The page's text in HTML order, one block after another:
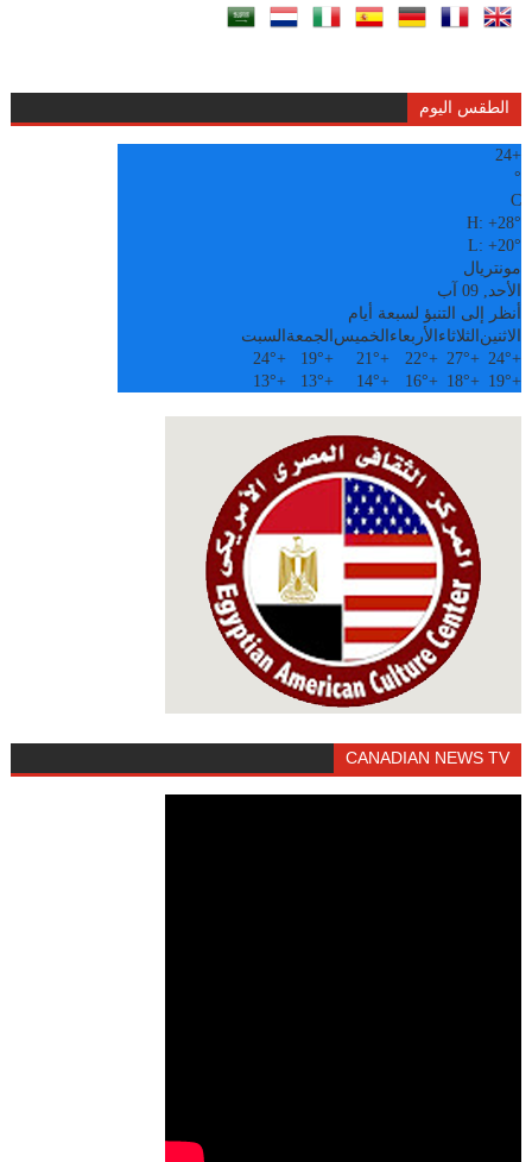
الطقس اليوم
+
24
°
C
H:+28°
L:+20°
مونتريال
الأحد, 09 آب
أنظر إلى التنبؤ لسبعة أيام
الاثنين الثلاثاء الأربعاء الخميس الجمعة السبت
+
24°
+
27°
+
22°
+
21°
+
19°
+
24°
+
19°
+
18°
+
16°
+
14°
+
13°
+
13°
CANADIAN NEWS TV